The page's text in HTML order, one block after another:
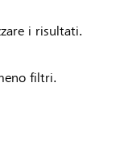
i risultati.
filtri.